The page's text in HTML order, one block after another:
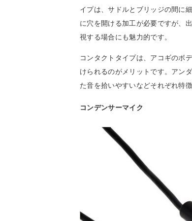
イプは、サドルとブリッジの間に
に穴を開ける加工が必要ですが、
視する場合にも魅力的です。
コンタクトタイプは、アコギのボ
けられるのがメリットです。アン
た音を拾いやすいなどそれぞれ特
コンデンサーマイク